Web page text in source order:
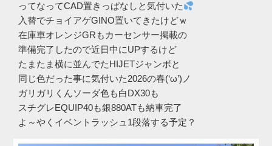
ってなってCAD置きっぱなしと気付いた
入替でチョイアゲGINO置いてきたけどｗ
在庫車オレンジGRもカーセンサー掲載の
準備完了したので近日中にUPするけど
たまたま横に並んでたHIJETジャンボと
同じ色だった事に気付いた2026の春(‘ω’)ノ
ガリガリくんソーダ色も白DX30も
スチグレEQUIP40も銀880ATも納車完了
よ～やくイベントラッシュ1段落する予定？